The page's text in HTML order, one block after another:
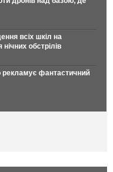
всіх шкіл на
обстрілів
рекламує фантастичний